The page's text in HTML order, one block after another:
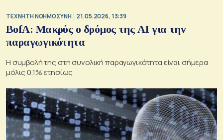
TΕΧΝΗΤΗ ΝΟΗΜΟΣΥΝΗ 21.05.2026, 13:39
BofA: Μακρύς ο δρόμος της ΑΙ για την
παραγωγικότητα
Η συμβολή της στη συνολική παραγωγικότητα είναι σήμερα
μόλις 0,1% ετησίως